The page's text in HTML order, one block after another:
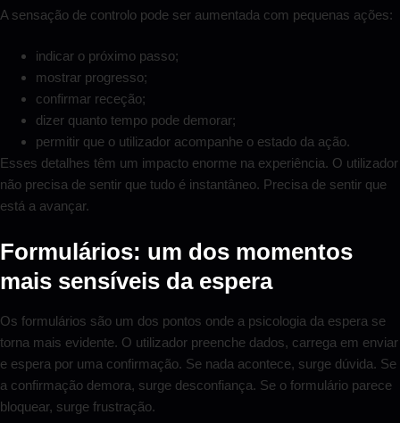
A sensação de controlo pode ser aumentada com pequenas ações:
indicar o próximo passo;
mostrar progresso;
confirmar receção;
dizer quanto tempo pode demorar;
permitir que o utilizador acompanhe o estado da ação.
Esses detalhes têm um impacto enorme na experiência. O utilizador
não precisa de sentir que tudo é instantâneo. Precisa de sentir que
está a avançar.
Formulários: um dos momentos
mais sensíveis da espera
Os formulários são um dos pontos onde a psicologia da espera se
torna mais evidente. O utilizador preenche dados, carrega em enviar
e espera por uma confirmação. Se nada acontece, surge dúvida. Se
a confirmação demora, surge desconfiança. Se o formulário parece
bloquear, surge frustração.